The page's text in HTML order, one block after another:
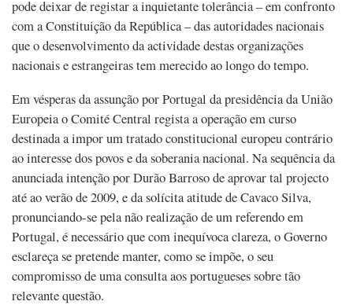
pode deixar de registar a inquietante tolerância – em confronto
com a Constituição da República – das autoridades nacionais
que o desenvolvimento da actividade destas organizações
nacionais e estrangeiras tem merecido ao longo do tempo.
Em vésperas da assunção por Portugal da presidência da União
Europeia o Comité Central regista a operação em curso
destinada a impor um tratado constitucional europeu contrário
ao interesse dos povos e da soberania nacional. Na sequência da
anunciada intenção por Durão Barroso de aprovar tal projecto
até ao verão de 2009, e da solícita atitude de Cavaco Silva,
pronunciando-se pela não realização de um referendo em
Portugal, é necessário que com inequívoca clareza, o Governo
esclareça se pretende manter, como se impõe, o seu
compromisso de uma consulta aos portugueses sobre tão
relevante questão.